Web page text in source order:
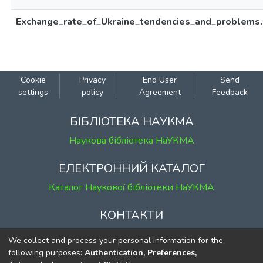
Cookie
settings
Privacy
policy
End User
Agreement
Send
Feedback
БІБЛІОТЕКА НАУКМА
Наукова бібліотека НаУКМА
ЕЛЕКТРОННИЙ КАТАЛОГ
Каталог Наукової бібліотеки НаУКМА
КОНТАКТИ
м. Київ, вул. Григорія Сковороди, 2
к. 1, к. 120
We collect and process your personal information for the
following purposes: Authentication, Preferences,